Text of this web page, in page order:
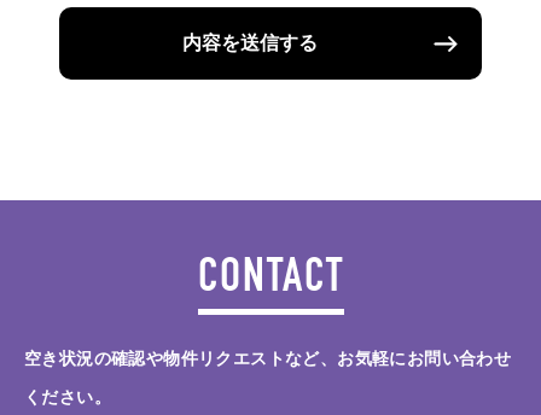
内容を送信する
CONTACT
空き状況の確認や物件リクエストなど、お気軽にお問い合わせ
ください。